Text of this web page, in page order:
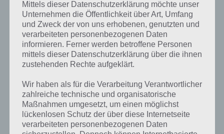
The Hobbit: Kingdoms of Middle-earth
für Android im Google Play Store
Im Google Play Store kann Hobbit: King. of Middle-earth kostenlos
kompatibel ist, siehst du dann, wenn du es herunterladen willst.
Jetzt The Hobbit im Play Store herunterladen
Mittels dieser Datenschutzerklärung möchte unser
Unternehmen die Öffentlichkeit über Art, Umfang
und Zweck der von uns erhobenen, genutzten und
verarbeiteten personenbezogenen Daten
informieren. Ferner werden betroffene Personen
mittels dieser Datenschutzerklärung über die ihnen
zustehenden Rechte aufgeklärt.
Wir haben als für die Verarbeitung Verantwortlicher
zahlreiche technische und organisatorische
Maßnahmen umgesetzt, um einen möglichst
lückenlosen Schutz der über diese Internetseite
verarbeiteten personenbezogenen Daten